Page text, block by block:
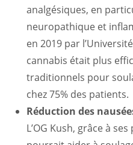
analgésiques, en
neuropathique et
en 2019 par
cannabis était plus
traditionnels pour
chez 75% des patients.
Réduction des
L’OG Kush, grâce à